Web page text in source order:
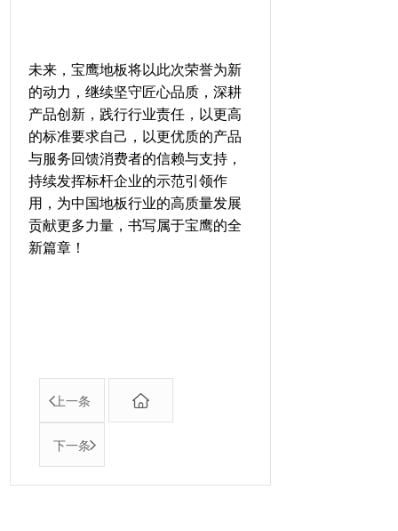
未来，宝鹰地板将以此次荣誉为新
的动力，继续坚守匠心品质，深耕
产品创新，践行行业责任，以更高
的标准要求自己，以更优质的产品
与服务回馈消费者的信赖与支持，
持续发挥标杆企业的示范引领作
用，为中国地板行业的高质量发展
贡献更多力量，书写属于宝鹰的全
新篇章！
上一条
下一条